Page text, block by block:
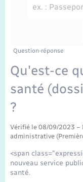
Etat-civil -
Parrainage civil
Recensement
Concessions
Nouvel habitant
Numérique
Organisation
Sécurité -
Transports
Travaux -
Plan interactif
La
Question-réponse
Qu'est-ce
santé
?
Vérifié le 08/09/2023
administrative
<span
nouveau service
santé.